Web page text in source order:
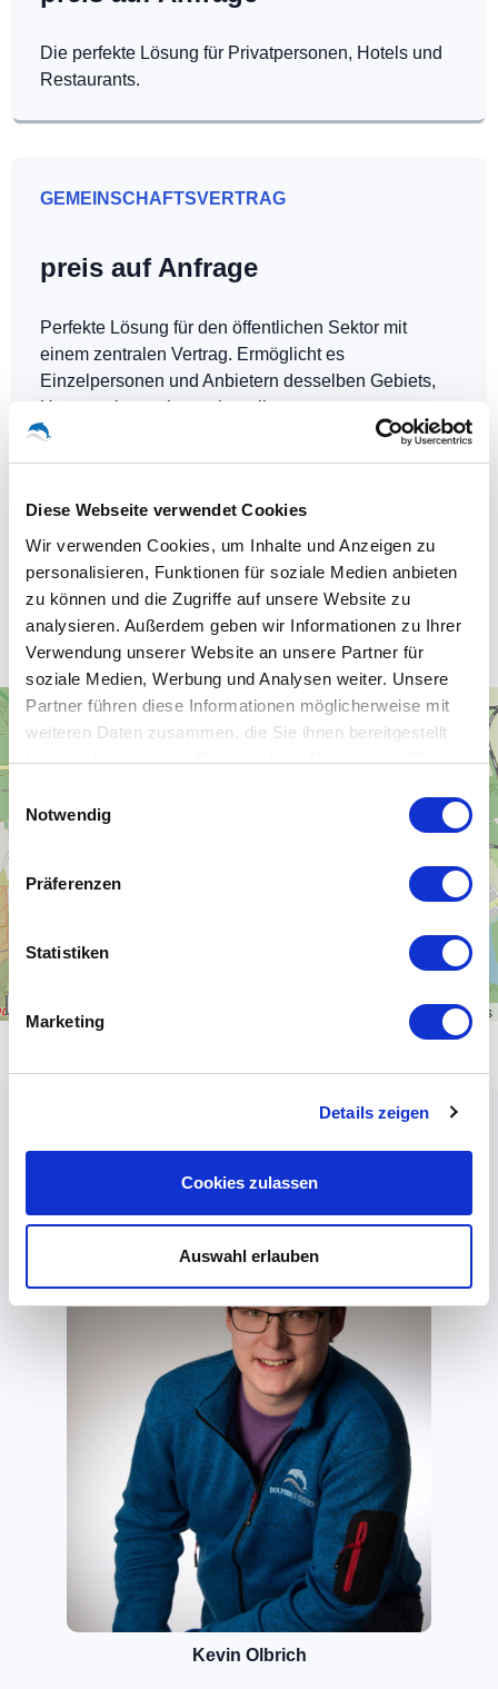
Diese Webseite verwendet Cookies
Wir verwenden Cookies, um Inhalte und Anzeigen zu
personalisieren, Funktionen für soziale Medien anbieten
zu können und die Zugriffe auf unsere Website zu
analysieren. Außerdem geben wir Informationen zu Ihrer
Verwendung unserer Website an unsere Partner für
soziale Medien, Werbung und Analysen weiter. Unsere
Partner führen diese Informationen möglicherweise mit
weiteren Daten zusammen, die Sie ihnen bereitgestellt
haben oder die sie im Rahmen Ihrer Nutzung der Dienste
Einwilligungsauswahl
Notwendig
Präferenzen
Statistiken
Marketing
Details zeigen
Cookies zulassen
Auswahl erlauben
Die perfekte Lösung für Privatpersonen, Hotels und
Restaurants.
GEMEINSCHAFTSVERTRAG
preis auf Anfrage
Perfekte Lösung für den öffentlichen Sektor mit
einem zentralen Vertrag. Ermöglicht es
Einzelpersonen und Anbietern desselben Gebiets,
Hotspots kostenlos zu betreiben.
Unsere WLAN-Hotspots in
Zschornewitz
+
OpenStreetMapcontributors
Kevin Olbrich